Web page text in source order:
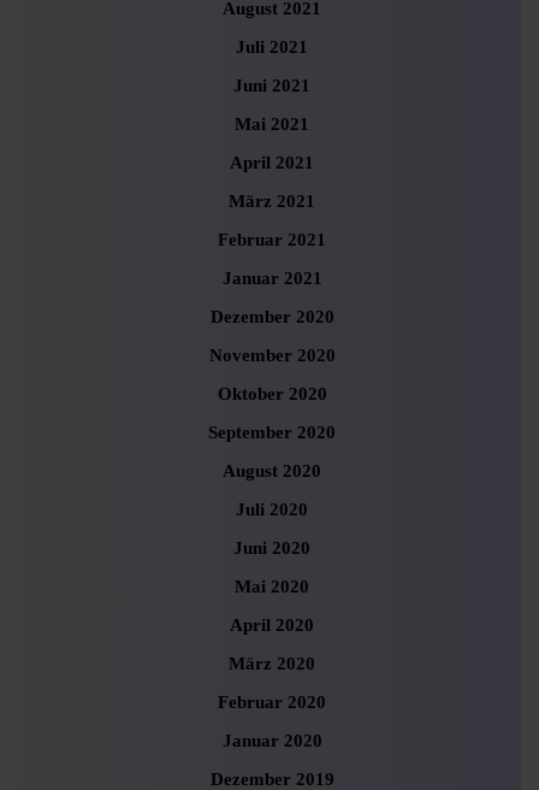
August 2021
Juli 2021
Juni 2021
Mai 2021
April 2021
März 2021
Februar 2021
Januar 2021
Dezember 2020
November 2020
Oktober 2020
September 2020
August 2020
Juli 2020
Juni 2020
Mai 2020
April 2020
März 2020
Februar 2020
Januar 2020
Dezember 2019